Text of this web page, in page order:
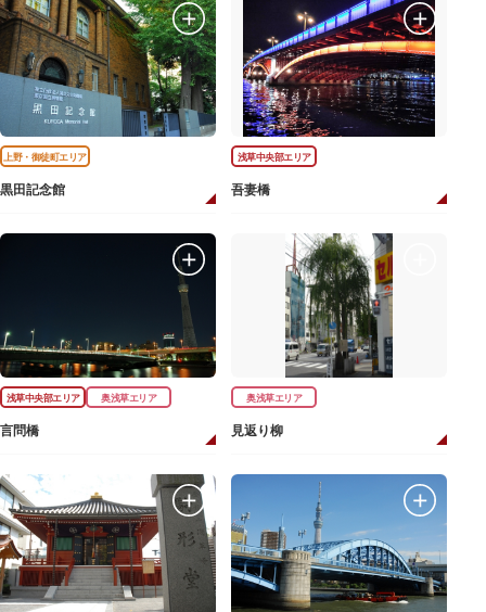
上野・御徒町エリア
黒田記念館
浅草中央部エリア
吾妻橋
浅草中央部エリア 奥浅草エリア
言問橋
奥浅草エリア
見返り柳